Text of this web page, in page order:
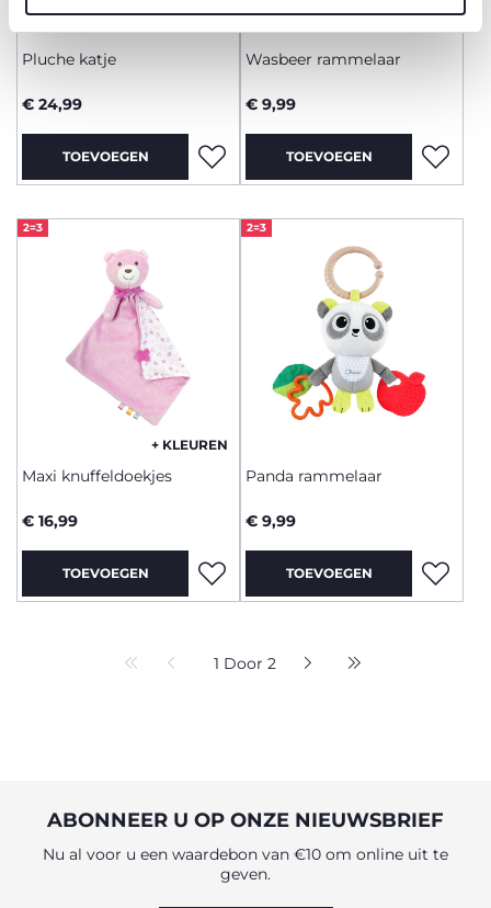
Pluche katje
€ 24,99
TOEVOEGEN
Wasbeer rammelaar
€ 9,99
TOEVOEGEN
2=3
+ KLEUREN
Maxi knuffeldoekjes
€ 16,99
TOEVOEGEN
2=3
Panda rammelaar
€ 9,99
TOEVOEGEN
1 Door 2
ABONNEER U OP ONZE NIEUWSBRIEF
Nu al voor u een waardebon van €10 om online uit te
geven.